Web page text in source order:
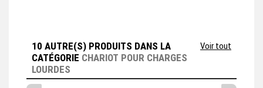
10 AUTRE(S) PRODUITS DANS LA
CATÉGORIE CHARIOT POUR CHARGES
LOURDES
Voir tout